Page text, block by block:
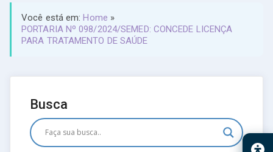
Você está em:Home »
PORTARIA Nº 098/2024/SEMED: CONCEDE LICENÇA
PARA TRATAMENTO DE SAÚDE
Busca